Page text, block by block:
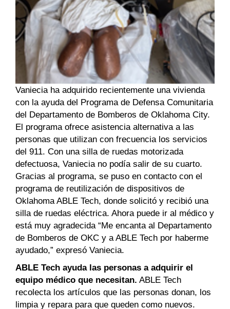
Vaniecia ha adquirido recientemente una vivienda
con la ayuda del Programa de Defensa Comunitaria
del Departamento de Bomberos de Oklahoma City.
El programa ofrece asistencia alternativa a las
personas que utilizan con frecuencia los servicios
del 911. Con una silla de ruedas motorizada
defectuosa, Vaniecia no podía salir de su cuarto.
Gracias al programa, se puso en contacto con el
programa de reutilización de dispositivos de
Oklahoma ABLE Tech, donde solicitó y recibió una
silla de ruedas eléctrica. Ahora puede ir al médico y
está muy agradecida “Me encanta al Departamento
de Bomberos de OKC y a ABLE Tech por haberme
ayudado,” expresó Vaniecia.
ABLE Tech ayuda las personas a adquirir el
equipo médico que necesitan. ABLE Tech
recolecta los artículos que las personas donan, los
limpia y repara para que queden como nuevos.